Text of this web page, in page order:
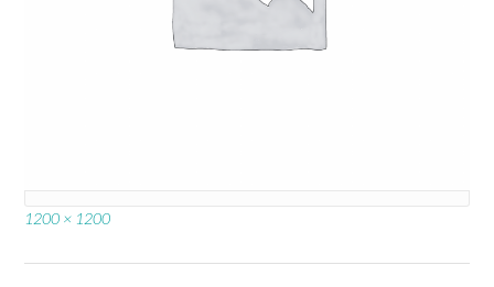
Full
1200 × 1200